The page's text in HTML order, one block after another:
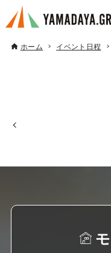
ホーム イベント日程